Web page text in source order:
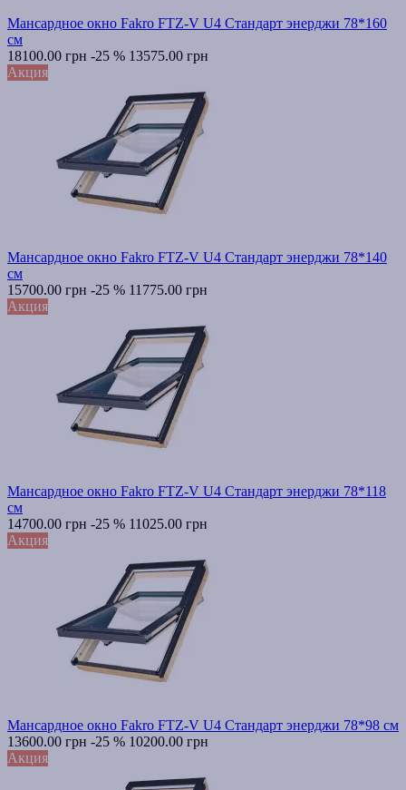
Мансардное окно Fakro FTZ-V U4 Стандарт энерджи 78*160
см
18100.00 грн -25 % 13575.00 грн
Акция
Мансардное окно Fakro FTZ-V U4 Стандарт энерджи 78*140
см
15700.00 грн -25 % 11775.00 грн
Акция
Мансардное окно Fakro FTZ-V U4 Стандарт энерджи 78*118
см
14700.00 грн -25 % 11025.00 грн
Акция
Мансардное окно Fakro FTZ-V U4 Стандарт энерджи 78*98 см
13600.00 грн -25 % 10200.00 грн
Акция